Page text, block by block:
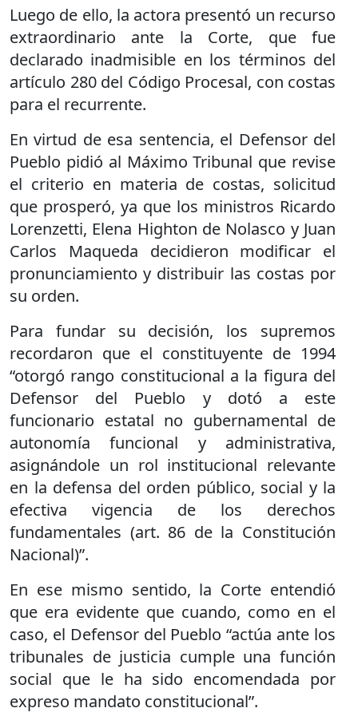
Luego de ello, la actora presentó un recurso
extraordinario ante la Corte, que fue
declarado inadmisible en los términos del
artículo 280 del Código Procesal, con costas
para el recurrente.
En virtud de esa sentencia, el Defensor del
Pueblo pidió al Máximo Tribunal que revise
el criterio en materia de costas, solicitud
que prosperó, ya que los ministros Ricardo
Lorenzetti, Elena Highton de Nolasco y Juan
Carlos Maqueda decidieron modificar el
pronunciamiento y distribuir las costas por
su orden.
Para fundar su decisión, los supremos
recordaron que el constituyente de 1994
“otorgó rango constitucional a la figura del
Defensor del Pueblo y dotó a este
funcionario estatal no gubernamental de
autonomía funcional y administrativa,
asignándole un rol institucional relevante
en la defensa del orden público, social y la
efectiva vigencia de los derechos
fundamentales (art. 86 de la Constitución
Nacional)”.
En ese mismo sentido, la Corte entendió
que era evidente que cuando, como en el
caso, el Defensor del Pueblo “actúa ante los
tribunales de justicia cumple una función
social que le ha sido encomendada por
expreso mandato constitucional”.